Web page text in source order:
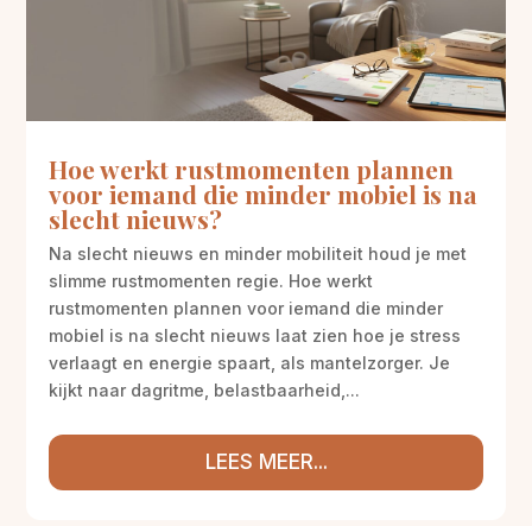
Hoe werkt rustmomenten plannen
voor iemand die minder mobiel is na
slecht nieuws?
Na slecht nieuws en minder mobiliteit houd je met
slimme rustmomenten regie. Hoe werkt
rustmomenten plannen voor iemand die minder
mobiel is na slecht nieuws laat zien hoe je stress
verlaagt en energie spaart, als mantelzorger. Je
kijkt naar dagritme, belastbaarheid,...
LEES MEER...